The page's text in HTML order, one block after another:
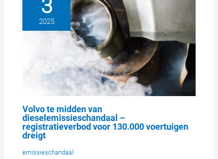
3
2025
Volvo te midden van
dieselemissieschandaal –
registratieverbod voor 130.000 voertuigen
dreigt
emissieschandaal